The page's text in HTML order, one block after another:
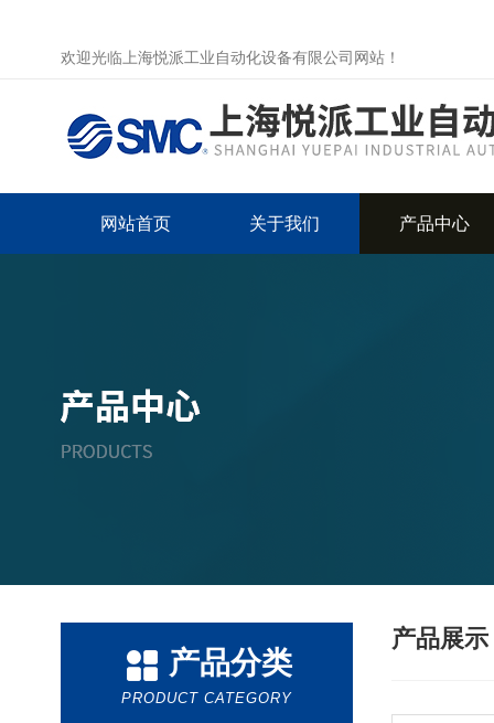
欢迎光临上海悦派工业自动化设备有限公司网站！
网站首页 关于我们 产品中心
产品分类
PRODUCT CATEGORY
产品展示